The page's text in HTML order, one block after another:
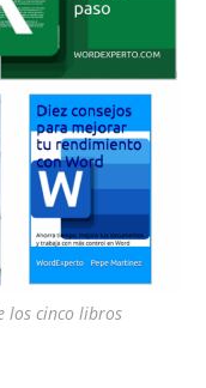
los cinco libros